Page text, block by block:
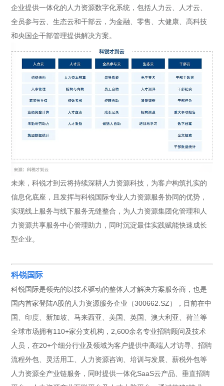
企业提供一体化的人力资源数字化系统，包括人力云、人才云、
全员参与云、生态云和干部云，为金融、零售、大健康、高科技
和央国企干部管理提供解决方案。
未来，科锐才到云将持续深耕人力资源科技，为客户构筑扎实的
信息化底座，且发挥与科锐国际专业人力资源服务协同的优势，
实现线上服务与线下服务无缝整合，为人力资源集团化管理和人
力资源共享服务中心管理助力，同时沉淀最佳实践赋能快速成长
型企业。
科锐国际
科锐国际是领先的以技术驱动的整体人才解决方案服务商，也是
国内首家登陆A股的人力资源服务企业（300662.SZ），目前在中
国、印度、新加坡、马来西亚、美国、英国、澳大利亚、荷兰等
全球市场拥有110+家分支机构，2,600余名专业招聘顾问及技术
人员，在20+个细分行业及领域为客户提供中高端人才访寻、招聘
流程外包、灵活用工、人力资源咨询、培训与发展、薪税外包等
人力资源全产业链服务，同时提供一体化SaaS云产品、垂直招聘